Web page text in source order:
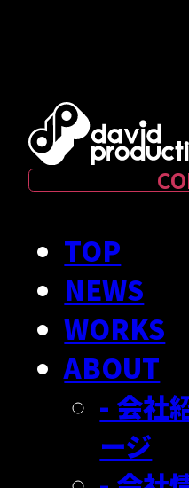
TOP
NEWS
WORKS
ABOUT
- 会社
ージ